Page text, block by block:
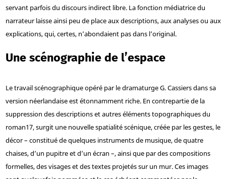
servant parfois du discours indirect libre. La fonction médiatrice du
narrateur laisse ainsi peu de place aux descriptions, aux analyses ou aux
explications, qui, certes, n’abondaient pas dans l’original.
Une scénographie de l’espace
Le travail scénographique opéré par le dramaturge G. Cassiers dans sa
version néerlandaise est étonnamment riche. En contrepartie de la
suppression des descriptions et autres éléments topographiques du
roman17, surgit une nouvelle spatialité scénique, créée par les gestes, le
décor – constitué de quelques instruments de musique, de quatre
chaises, d’un pupitre et d’un écran –, ainsi que par des compositions
formelles, des visages et des textes projetés sur un mur. Ces images